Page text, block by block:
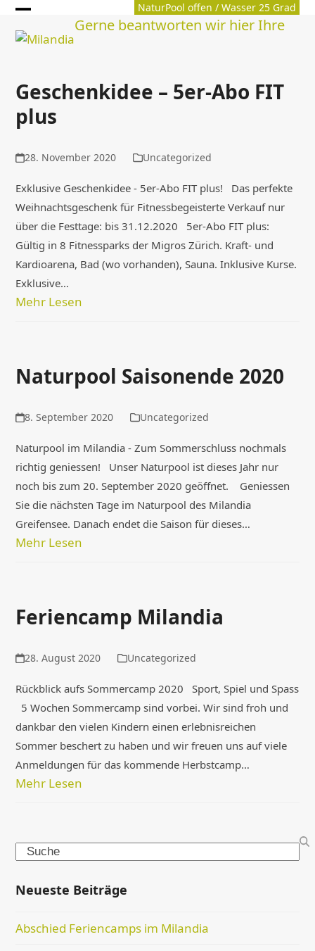
Skip
content
NaturPool offen / Wasser 25 Grad
Archiv
Open
mobile
Close
mobile
Geschenkidee – 5er-Abo FIT
plus
28. November 2020 Uncategorized
Exklusive Geschenkidee - 5er-Abo FIT plus! Das perfekte
Weihnachtsgeschenk für Fitnessbegeisterte Verkauf nur
über die Festtage: bis 31.12.2020 5er-Abo FIT plus:
Gültig in 8 Fitnessparks der Migros Zürich. Kraft- und
Kardioarena, Bad (wo vorhanden), Sauna. Inklusive Kurse.
Exklusive…
Mehr Lesen
Naturpool Saisonende 2020
8. September 2020 Uncategorized
Naturpool im Milandia - Zum Sommerschluss nochmals
richtig geniessen! Unser Naturpool ist dieses Jahr nur
noch bis zum 20. September 2020 geöffnet. Geniessen
Sie die nächsten Tage im Naturpool des Milandia
Greifensee. Danach endet die Saison für dieses…
Mehr Lesen
Feriencamp Milandia
28. August 2020 Uncategorized
Rückblick aufs Sommercamp 2020 Sport, Spiel und Spass
5 Wochen Sommercamp sind vorbei. Wir sind froh und
dankbar den vielen Kindern einen erlebnisreichen
Sommer beschert zu haben und wir freuen uns auf viele
Anmeldungen für das kommende Herbstcamp…
Mehr Lesen
Search
Neueste Beiträge
Abschied Feriencamps im Milandia
Gerne beantworten wir hier Ihre